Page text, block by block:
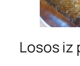
Losos iz